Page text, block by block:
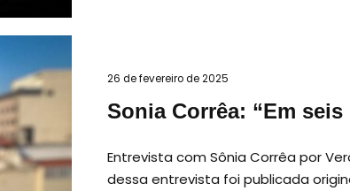
26 de fevereiro de 2025
Sonia Corrêa: “Em
Entrevista com Sônia Corrêa por
dessa entrevista foi publicada